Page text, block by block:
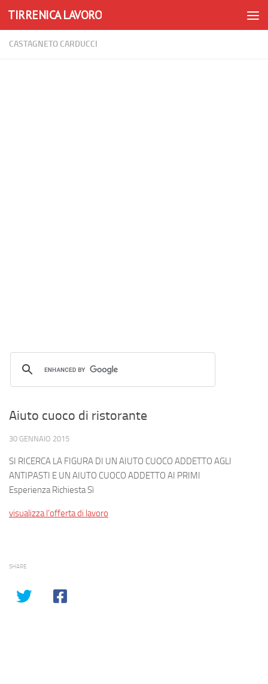
Skip to content
TIRRENICA LAVORO
CASTAGNETO CARDUCCI
Aiuto cuoco di ristorante
30 GENNAIO 2015
SI RICERCA LA FIGURA DI UN AIUTO CUOCO ADDETTO AGLI
ANTIPASTI E UN AIUTO CUOCO ADDETTO AI PRIMI
Esperienza Richiesta Sì
visualizza l’offerta di lavoro
SHARE